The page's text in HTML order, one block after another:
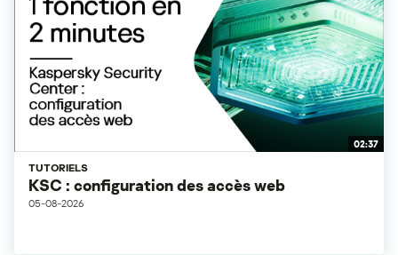
02:37
TUTORIELS
KSC : configuration des accès web
05-08-2026